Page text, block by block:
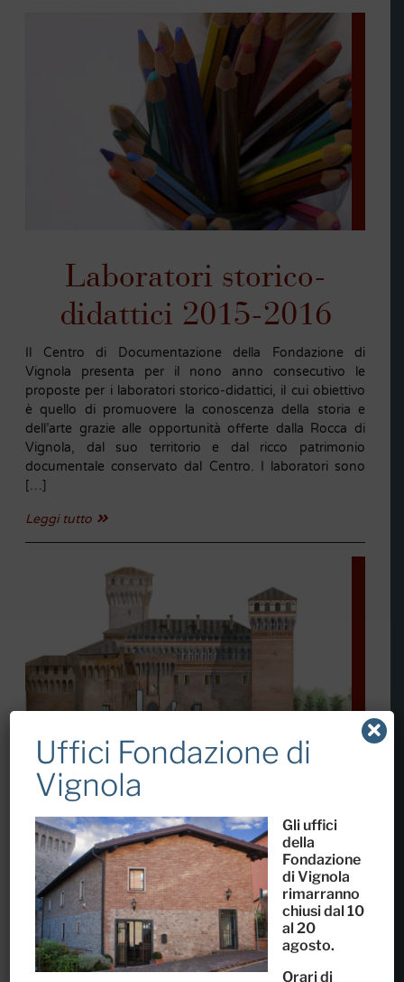
Laboratori storico-
didattici 2015-2016
Il Centro di Documentazione della Fondazione di
Vignola presenta per il nono anno consecutivo le
proposte per i laboratori storico-didattici, il cui obiettivo
è quello di promuovere la conoscenza della storia e
dell’arte grazie alle opportunità offerte dalla Rocca di
Vignola, dal suo territorio e dal ricco patrimonio
documentale conservato dal Centro. I laboratori sono
[…]
Leggi tutto
Tutti i colori del
Pennello – Tracce in luce
2015
Restauro della Torre del Pennello -
Ricostruzione virtuale dei decori esterni della
Rocca di Vignola
Uffici Fondazione di
Vignola
Gli uffici
della
Fondazione
di Vignola
rimarranno
chiusi dal 10
al 20
agosto.
Orari di